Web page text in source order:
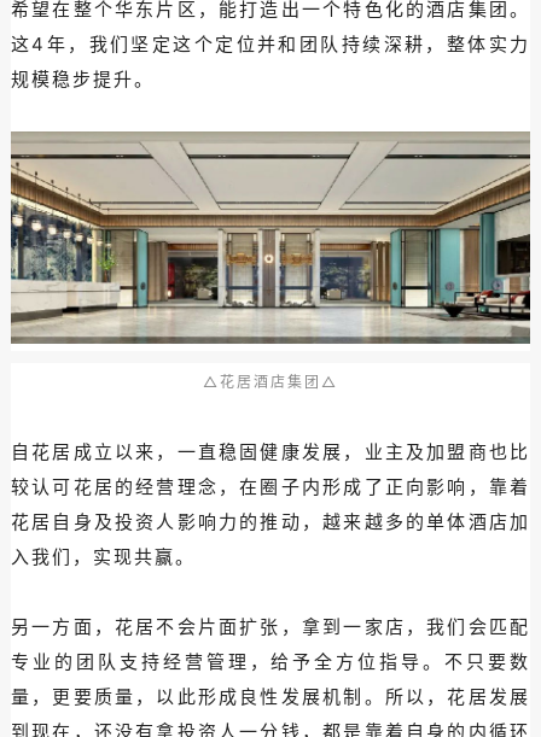
希望在整个华东片区，能打造出一个特色化的酒店集团。
这4年，我们坚定这个定位并和团队持续深耕，整体实力
规模稳步提升。
△花居酒店集团△
自花居成立以来，一直稳固健康发展，业主及加盟商也比
较认可花居的经营理念，在圈子内形成了正向影响，靠着
花居自身及投资人影响力的推动，越来越多的单体酒店加
入我们，实现共赢。
另一方面，花居不会片面扩张，拿到一家店，我们会匹配
专业的团队支持经营管理，给予全方位指导。不只要数
量，更要质量，以此形成良性发展机制。所以，花居发展
到现在，还没有拿投资人一分钱，都是靠着自身的内循环